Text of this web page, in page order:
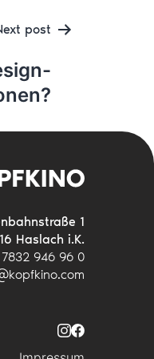
post
1
Haslach i.K.
7832 946 96 0